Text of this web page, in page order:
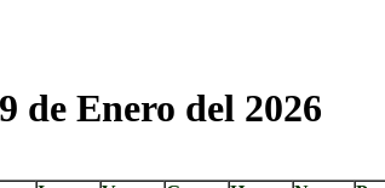
de Enero del 2026